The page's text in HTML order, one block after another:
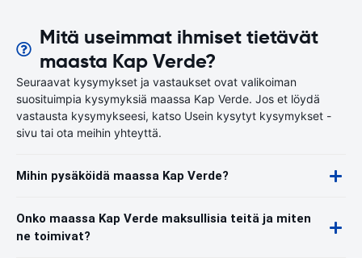
Mitä useimmat ihmiset tietävät
maasta Kap Verde?
Seuraavat kysymykset ja vastaukset ovat valikoiman
suosituimpia kysymyksiä maassa Kap Verde. Jos et löydä
vastausta kysymykseesi, katso Usein kysytyt kysymykset -
sivu tai ota meihin yhteyttä.
Mihin pysäköidä maassa Kap Verde?
Onko maassa Kap Verde maksullisia teitä ja miten
ne toimivat?